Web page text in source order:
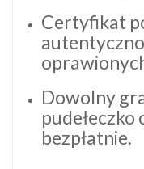
Certyfikat
Dowolny
pudełeczko
bezpłatnie.